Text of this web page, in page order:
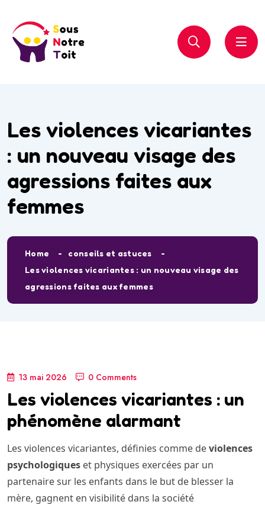
Les violences vicariantes
: un nouveau visage des
agressions faites aux
femmes
Home
conseils et astuces
Les violences vicariantes : un nouveau visage des
agressions faites aux femmes
13 mai 2026 0 Comments
Les violences vicariantes : un
phénomène alarmant
Les violences vicariantes, définies comme deviolences
psychologiques et physiques exercées par un
partenaire sur les enfants dans le but de blesser la
mère, gagnent en visibilité dans la société